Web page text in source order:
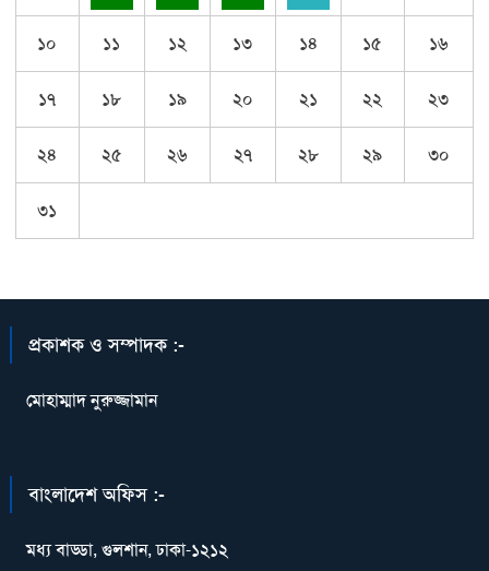
১০ ১১ ১২ ১৩ ১৪ ১৫ ১৬
১৭ ১৮ ১৯ ২০ ২১ ২২ ২৩
২৪ ২৫ ২৬ ২৭ ২৮ ২৯ ৩০
৩১
প্রকাশক ও সম্পাদক :-
মোহাম্মাদ নুরুজ্জামান
বাংলাদেশ অফিস :-
মধ্য বাড্ডা, গুলশান, ঢাকা-১২১২